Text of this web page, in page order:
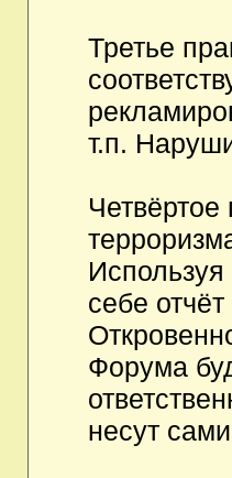
Третье
т.п.
Четвёртое
себе
Форума
несут